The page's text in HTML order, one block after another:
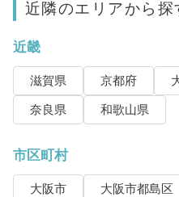
近隣のエリアから探
近畿
滋賀県 京都府
奈良県
和歌山県
市区町村
大阪市 大阪市都島区